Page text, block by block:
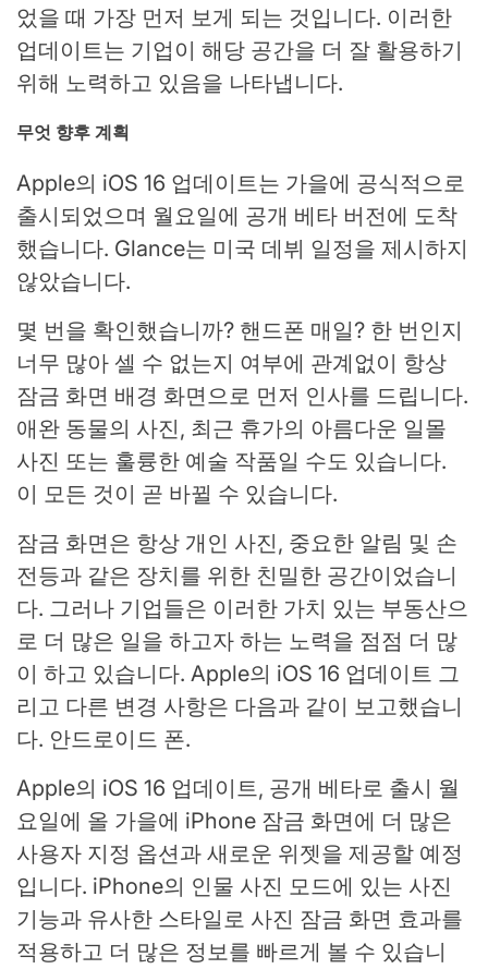
었을 때 가장 먼저 보게 되는 것입니다. 이러한
업데이트는 기업이 해당 공간을 더 잘 활용하기
위해 노력하고 있음을 나타냅니다.
무엇 향후 계획
Apple의 iOS 16 업데이트는 가을에 공식적으로
출시되었으며 월요일에 공개 베타 버전에 도착
했습니다. Glance는 미국 데뷔 일정을 제시하지
않았습니다.
몇 번을 확인했습니까? 핸드폰 매일? 한 번인지
너무 많아 셀 수 없는지 여부에 관계없이 항상
잠금 화면 배경 화면으로 먼저 인사를 드립니다.
애완 동물의 사진, 최근 휴가의 아름다운 일몰
사진 또는 훌륭한 예술 작품일 수도 있습니다.
이 모든 것이 곧 바뀔 수 있습니다.
잠금 화면은 항상 개인 사진, 중요한 알림 및 손
전등과 같은 장치를 위한 친밀한 공간이었습니
다. 그러나 기업들은 이러한 가치 있는 부동산으
로 더 많은 일을 하고자 하는 노력을 점점 더 많
이 하고 있습니다. Apple의 iOS 16 업데이트 그
리고 다른 변경 사항은 다음과 같이 보고했습니
다. 안드로이드 폰.
Apple의 iOS 16 업데이트, 공개 베타로 출시 월
요일에 올 가을에 iPhone 잠금 화면에 더 많은
사용자 지정 옵션과 새로운 위젯을 제공할 예정
입니다. iPhone의 인물 사진 모드에 있는 사진
기능과 유사한 스타일로 사진 잠금 화면 효과를
적용하고 더 많은 정보를 빠르게 볼 수 있습니